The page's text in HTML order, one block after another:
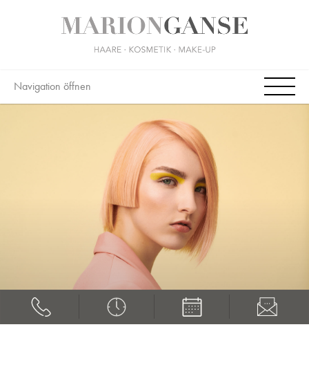
Navigation öffnen